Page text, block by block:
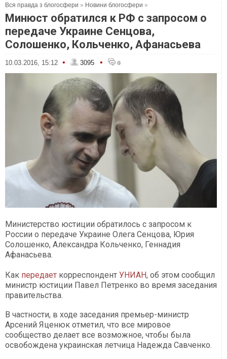
Вся правда з блогосфери » Новини блогосфери »
Минюст обратился к РФ с запросом о
передаче Украине Сенцова,
Солошенко, Кольченко, Афанасьева
10.03.2016, 15:12 • 3095 • 0
Министерство юстиции обратилось с запросом к
России о передаче Украине Олега Сенцова, Юрия
Солошенко, Александра Кольченко, Геннадия
Афанасьева.
Как передает корреспондент УНИАН, об этом сообщил
министр юстиции Павел Петренко во время заседания
правительства.
В частности, в ходе заседания премьер-министр
Арсений Яценюк отметил, что все мировое
сообщество делает все возможное, чтобы была
освобождена украинская летчица Надежда Савченко.